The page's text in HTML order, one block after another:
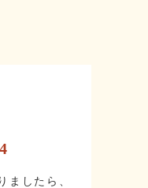
ましたら、